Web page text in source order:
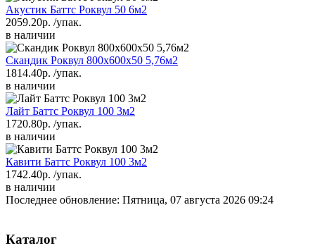
Акустик Баттс Роквул 50 6м2
2059.20р. /упак.
в наличии
Скандик Роквул 800х600х50 5,76м2
1814.40р. /упак.
в наличии
Лайт Баттс Роквул 100 3м2
1720.80р. /упак.
в наличии
Кавити Баттс Роквул 100 3м2
1742.40р. /упак.
в наличии
Последнее обновление: Пятница, 07 августа 2026 09:24
Каталог